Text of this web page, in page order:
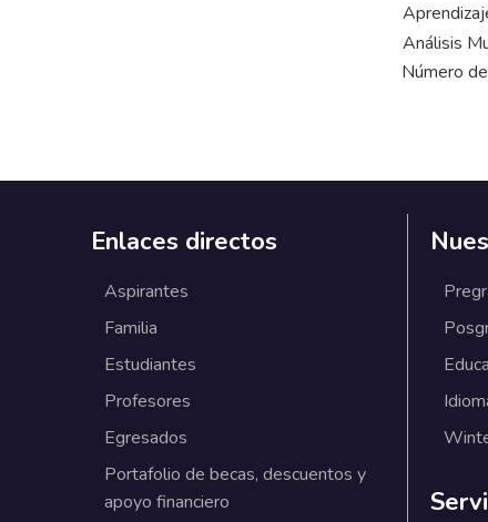
Análisis
Número
Enlaces directos
Aspirantes
Familia
Estudiantes
Profesores
Egresados
Portafolio de becas, descuentos y
apoyo financiero